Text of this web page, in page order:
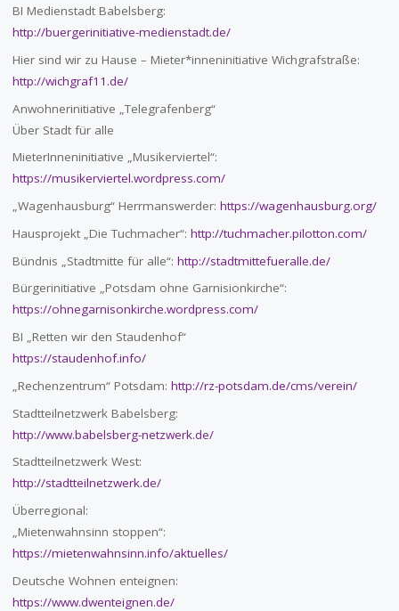
BI Medienstadt Babelsberg:
http://buergerinitiative-medienstadt.de/
Hier sind wir zu Hause – Mieter*inneninitiative Wichgrafstraße:
http://wichgraf11.de/
Anwohnerinitiative „Telegrafenberg“
Über Stadt für alle
MieterInneninitiative „Musikerviertel“:
https://musikerviertel.wordpress.com/
„Wagenhausburg“ Herrmanswerder: https://wagenhausburg.org/
Hausprojekt „Die Tuchmacher“: http://tuchmacher.pilotton.com/
Bündnis „Stadtmitte für alle“: http://stadtmittefueralle.de/
Bürgerinitiative „Potsdam ohne Garnisionkirche“:
https://ohnegarnisonkirche.wordpress.com/
BI „Retten wir den Staudenhof“
https://staudenhof.info/
„Rechenzentrum“ Potsdam: http://rz-potsdam.de/cms/verein/
Stadtteilnetzwerk Babelsberg:
http://www.babelsberg-netzwerk.de/
Stadtteilnetzwerk West:
http://stadtteilnetzwerk.de/
Überregional:
„Mietenwahnsinn stoppen“:
https://mietenwahnsinn.info/aktuelles/
Deutsche Wohnen enteignen:
https://www.dwenteignen.de/